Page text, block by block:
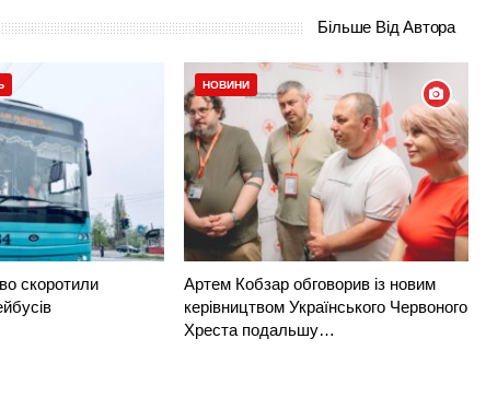
Більше Від Автора
скоротили
НОВИНИ
Артем Кобзар обговорив із новим
керівництвом Українського Червоного
Хреста подальшу…